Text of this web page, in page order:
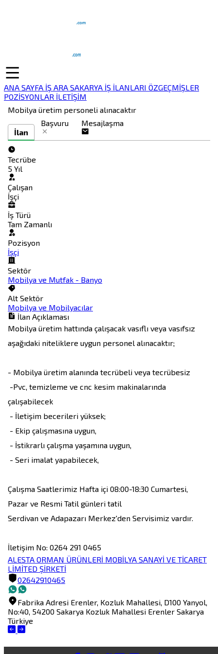
ANA SAYFA İŞ ARA SAKARYA İŞ İLANLARI ÖZGEÇMİŞLER
POZİSYONLAR İLETİŞİM
Mobilya üretim personeli alınacaktır
İlan
Başvuru Mesajlaşma
Tecrübe
5 Yıl
Çalışan
İşçi
İş Türü
Tam Zamanlı
Pozisyon
İşçi
Sektör
Mobilya ve Mutfak - Banyo
Alt Sektör
Mobilya ve Mobilyacılar
İlan Açıklaması
Mobilya üretim hattında çalışacak vasıflı veya vasıfsız
aşağıdaki niteliklere uygun personel alınacaktır;
- Mobilya üretim alanında tecrübeli veya tecrübesiz
çalışabilecek
Çalışma Saatlerimiz Hafta içi 08:00-18:30 Cumartesi,
Pazar ve Resmi Tatil günleri tatil
Serdivan ve Adapazarı Merkez'den Servisimiz vardır.
ALESTA ORMAN ÜRÜNLERİ MOBİLYA SANAYİ VE TİCARET
LİMİTED ŞİRKETİ
02642910465
Fabrika Adresi Erenler, Kozluk Mahallesi, D100 Yanyol,
No:40, 54200 Sakarya Kozluk Mahallesi Erenler Sakarya
Türkiye